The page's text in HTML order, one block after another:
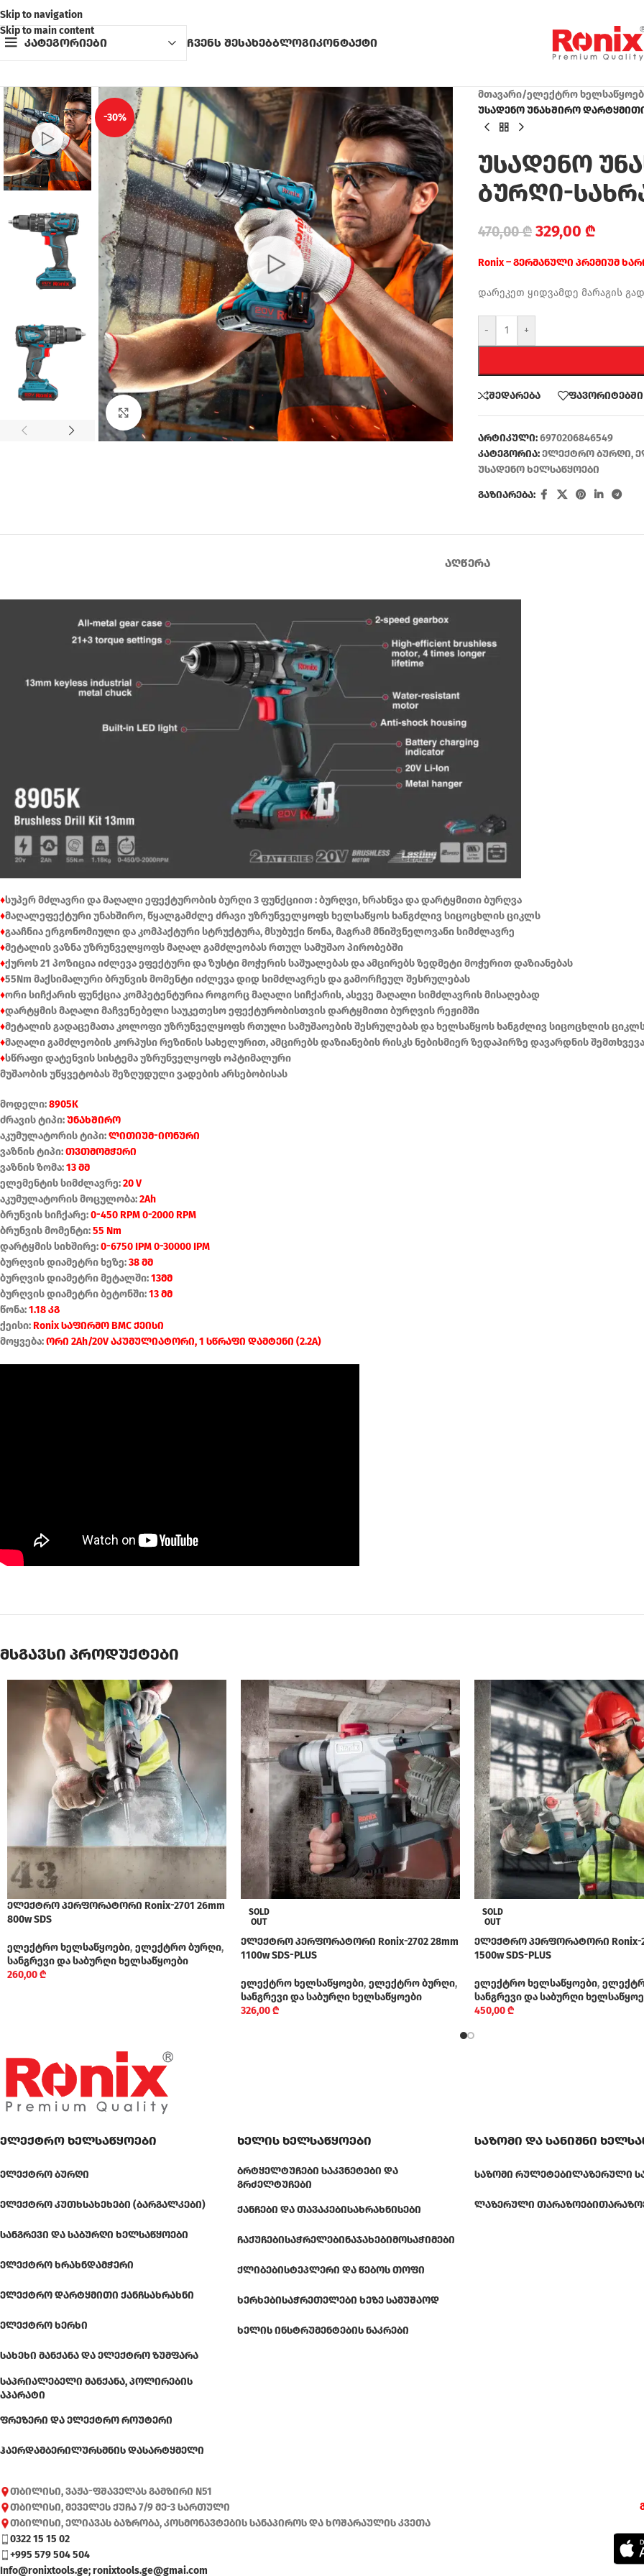
Skip to navigation
Skip to main content
კატეგორიები ჩვენს შესახებბლოგიკონტაქტი
-30%
Click to enlarge
მთავარი/ელექტრო
უსადენო უნახშირო დარტყმითი
უსადენო
ბურღი-
470,00₾ 329,00 ₾
Ronix – გერმანული პრემიუმ
დარეკეთ ყიდვამდე მარაგის
- +
შედარება ფავორიტებში
არტიკული:6970206846549
კატეგორია:ელექტრო ბურღი,
უსადენო ხელსაწყოები
გაზიარება:
ᲐᲦᲬᲔᲠᲐ
♦სუპერ მძლავრი და მაღალი ეფექტურობის ბურღი 3 ფუნქციით : ბურღვი, ხრახნვა და დარტყმითი ბურღვა
♦მაღალეფექტური უნახშირო, წყალგამძლე ძრავი უზრუნველყოფს ხელსაწყოს ხანგძლივ სიცოცხლის ციკლს
♦გააჩნია ერგონომიული და კომპაქტური სტრუქტურა, მსუბუქი წონა, მაგრამ მნიშვნელოვანი სიმძლავრე
♦მეტალის ვაზნა უზრუნველყოფს მაღალ გამძლეობას რთულ სამუშაო პირობებში
♦ქუროს 21 პოზიცია იძლევა ეფექტური და ზუსტი მოჭერის საშუალებას და ამცირებს ზედმეტი მოჭერით დაზიანებას
♦55Nm მაქსიმალური ბრუნვის მომენტი იძლევა დიდ სიმძლავრეს და გამორჩეულ შესრულებას
♦ორი სიჩქარის ფუნქცია კომპეტენტურია როგორც მაღალი სიჩქარის, ასევე მაღალი სიმძლავრის მისაღებად
♦დარტყმის მაღალი მაჩვენებელი საუკეთესო ეფექტურობისთვის დარტყმითი ბურღვის რეჟიმში
♦მეტალის გადაცემათა კოლოფი უზრუნველყოფს რთული სამუშაოების შესრულებას და ხელსაწყოს ხანგძლივ სიცოცხლის
♦მაღალი გამძლეობის კორპუსი რეზინის სახელურით, ამცირებს დაზიანების რისკს ნებისმიერ ზედაპირზე დავარდნის
♦სწრაფი დატენვის სისტემა უზრუნველყოფს ოპტიმალური
მუშაობის უწყვეტობას შეზღუდული ვადების არსებობისას
მოდელი:8905K
ძრავის ტიპი:უნახშირო
აკუმულატორის ტიპი:ლითიუმ-იონური
ვაზნის ტიპი:თვთმომჭერი
ვაზნის ზომა:13 მმ
ელემენტის სიმძლავრე:20 V
აკუმულატორის მოცულობა:2Ah
ბრუნვის სიჩქარე:0-450 RPM 0-2000 RPM
ბრუნვის მომენტი:55 Nm
დარტყმის სიხშირე:0-6750 IPM 0-30000 IPM
ბურღვის დიამეტრი ხეზე:38 მმ
ბურღვის დიამეტრი მეტალში:13მმ
ბურღვის დიამეტრი ბეტონში:13 მმ
წონა:1.18 კგ
ქეისი:Ronix საფირმო BMC ქეისი
მოყვება:ორი 2Ah/20V აკუმულიატორი, 1 სწრაფი დამტენი (2.2A)
მსგავსი პროდუქტები
ელექტრო პერფორატორი Ronix-2701 26mm
800w SDS
ელექტრო ხელსაწყოები, ელექტრო ბურღი,
სანგრევი და საბურღი ხელსაწყოები
260,00₾
SOLD
OUT
ელექტრო პერფორატორი Ronix-2702 28mm
1100w SDS-PLUS
ელექტრო ხელსაწყოები, ელექტრო ბურღი,
სანგრევი და საბურღი ხელსაწყოები
326,00₾
SOLD
OUT
ელექტრო პერფორატორი Ronix-
1500w SDS-PLUS
ელექტრო ხელსაწყოები,
სანგრევი და საბურღი
450,00₾
ელექტრო ხელსაწყოები
ᲔᲚᲔᲥᲢᲠᲝ ᲑᲣᲠᲦᲘ
ᲔᲚᲔᲥᲢᲠᲝ ᲙᲣᲗᲮᲡᲐᲮᲔᲮᲔᲑᲘ (ᲑᲐᲠᲒᲐᲚᲙᲔᲑᲘ)
ᲡᲐᲜᲒᲠᲔᲕᲘ ᲓᲐ ᲡᲐᲑᲣᲠᲦᲘ ᲮᲔᲚᲡᲐᲬᲧᲝᲔᲑᲘ
ᲔᲚᲔᲥᲢᲠᲝ ᲮᲠᲐᲮᲜᲓᲐᲛᲭᲔᲠᲘ
ᲔᲚᲔᲥᲢᲠᲝ ᲓᲐᲠᲢᲧᲛᲘᲗᲘ ᲥᲐᲜᲩᲡᲐᲮᲠᲐᲮᲜᲘ
ᲔᲚᲔᲥᲢᲠᲝ ᲮᲔᲠᲮᲘ
ᲡᲐᲮᲔᲮᲘ ᲛᲐᲜᲥᲐᲜᲐ ᲓᲐ ᲔᲚᲔᲥᲢᲠᲝ ᲖᲣᲛᲤᲐᲠᲐ
ᲡᲐᲞᲠᲘᲐᲚᲔᲑᲔᲚᲘ ᲛᲐᲜᲥᲐᲜᲐ, ᲞᲝᲚᲘᲠᲔᲑᲘᲡ
ᲐᲞᲐᲠᲐᲢᲘ
ᲤᲠᲔᲖᲔᲠᲘ ᲓᲐ ᲔᲚᲔᲥᲢᲠᲝ ᲠᲝᲣᲢᲔᲠᲘ
ᲰᲐᲔᲠᲓᲐᲛᲑᲔᲠᲘᲚᲣᲠᲡᲛᲜᲘᲡ ᲓᲐᲡᲐᲠᲢᲧᲛᲔᲚᲘ
ხელის ხელსაწყოები
ᲑᲠᲢᲧᲔᲚᲢᲣᲩᲔᲑᲘ ᲡᲐᲙᲕᲜᲔᲢᲔᲑᲘ ᲓᲐ
ᲒᲠᲫᲔᲚᲢᲣᲩᲔᲑᲘ
ᲥᲐᲜᲩᲔᲑᲘ ᲓᲐ ᲗᲐᲕᲐᲙᲔᲑᲘᲡᲐᲮᲠᲐᲮᲜᲘᲡᲔᲑᲘ
ᲩᲐᲥᲣᲩᲔᲑᲘᲡᲐᲭᲠᲔᲚᲔᲑᲘᲜᲐᲯᲐᲮᲔᲑᲘᲛᲝᲡᲐᲭᲘᲛᲔᲑᲘ
ᲥᲚᲘᲑᲔᲑᲘᲡᲢᲔᲞᲚᲔᲠᲘ ᲓᲐ ᲬᲔᲑᲝᲡ ᲗᲝᲤᲘ
ᲮᲔᲠᲮᲔᲑᲘᲡᲐᲭᲠᲔᲗᲔᲚᲔᲑᲘ ᲮᲔᲖᲔ ᲡᲐᲛᲣᲨᲐᲝᲓ
ᲮᲔᲚᲘᲡ ᲘᲜᲡᲢᲠᲣᲛᲔᲜᲢᲔᲑᲘᲡ ᲜᲐᲙᲠᲔᲑᲘ
საზომი და სანიშნი
ᲡᲐᲖᲝᲛᲘ ᲠᲣᲚᲔᲢᲔᲑᲘᲚᲐᲖᲔᲠᲣᲚᲘ
ᲚᲐᲖᲔᲠᲣᲚᲘ ᲗᲐᲠᲐᲖᲝᲔᲑᲘ
თბილისი, ვაჟა-ფშაველას გამზირი N51
თბილისი, მეველეს ქუჩა 7/9 მე-3 სართული
თბილისი, ელიავას ბაზრობა, კოსმონავტების სანაპიროს და ხოშარაულის კვეთა
0322 15 15 02
+995 579 504 504
Info@ronixtools.ge; ronixtools.ge@gmai.com